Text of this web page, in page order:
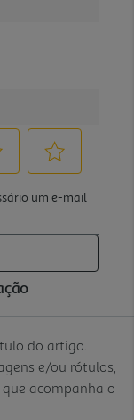
do artigo.
e/ou rótulos,
acompanha o